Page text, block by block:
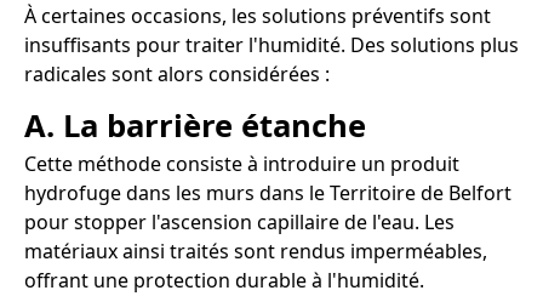
À certaines occasions, les solutions préventifs sont
insuffisants pour traiter l'humidité. Des solutions plus
radicales sont alors considérées :
A. La barrière étanche
Cette méthode consiste à introduire un produit
hydrofuge dans les murs dans le Territoire de Belfort
pour stopper l'ascension capillaire de l'eau. Les
matériaux ainsi traités sont rendus imperméables,
offrant une protection durable à l'humidité.